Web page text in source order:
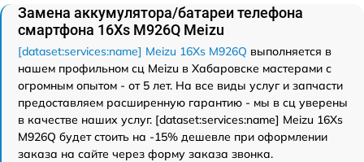
Замена аккумулятора/батареи телефона
смартфона 16Xs M926Q Meizu
[dataset:services:name] Meizu 16Xs M926Q выполняется в
нашем профильном сц Meizu в Хабаровске мастерами с
огромным опытом - от 5 лет. На все виды услуг и запчасти
предоставляем расширенную гарантию - мы в сц уверены
в качестве наших услуг. [dataset:services:name] Meizu 16Xs
M926Q будет стоить на -15% дешевле при оформлении
заказа на сайте через форму заказа звонка.